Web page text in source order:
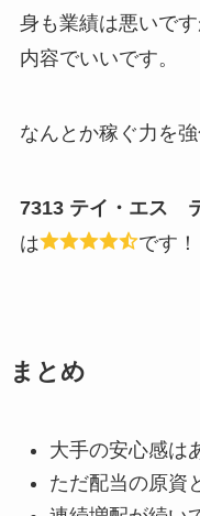
身も業績は悪いで
内容でいいです。
なんとか稼ぐ力を強
7313 テイ・エス
は
です！
まとめ
大手の安心感は
ただ配当の原資